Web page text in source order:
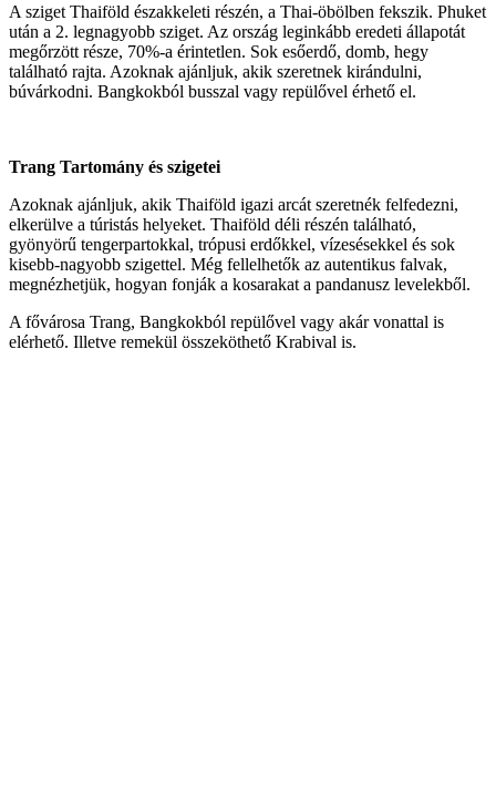
A sziget Thaiföld északkeleti részén, a Thai-öbölben fekszik. Phuket
után a 2. legnagyobb sziget. Az ország leginkább eredeti állapotát
megőrzött része, 70%-a érintetlen. Sok esőerdő, domb, hegy
található rajta. Azoknak ajánljuk, akik szeretnek kirándulni,
búvárkodni. Bangkokból busszal vagy repülővel érhető el.
Trang Tartomány és szigetei
Azoknak ajánljuk, akik Thaiföld igazi arcát szeretnék felfedezni,
elkerülve a túristás helyeket. Thaiföld déli részén található,
gyönyörű tengerpartokkal, trópusi erdőkkel, vízesésekkel és sok
kisebb-nagyobb szigettel. Még fellelhetők az autentikus falvak,
megnézhetjük, hogyan fonják a kosarakat a pandanusz levelekből.
A fővárosa Trang, Bangkokból repülővel vagy akár vonattal is
elérhető. Illetve remekül összeköthető Krabival is.